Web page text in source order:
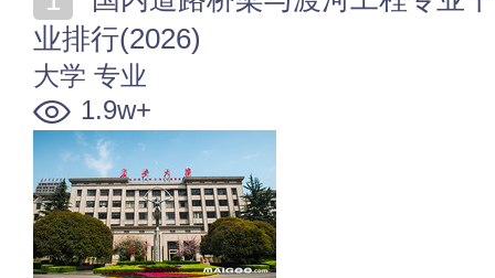
业排行(2026)
大学 专业
1.9w+